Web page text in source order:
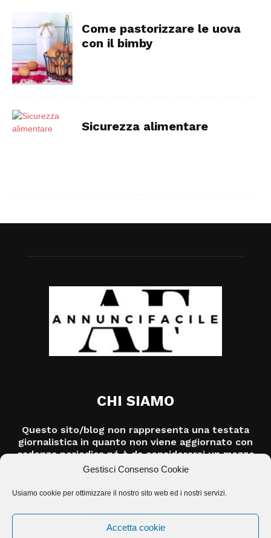
Gestisci Consenso Cookie
Usiamo cookie per ottimizzare il nostro sito web ed i nostri servizi.
Accetta cookie
Come pastorizzare le uova
con il bimby
Sicurezza alimentare
CHI SIAMO
Questo sito/blog non rappresenta una testata
giornalistica in quanto non viene aggiornato con
cadenza periodica né è da considerarsi un mezzo
di informazione o un prodotto editoriale ai sensi